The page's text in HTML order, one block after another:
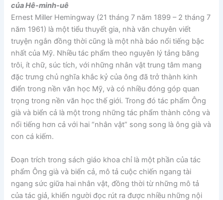
của Hê-minh-uê
Ernest Miller Hemingway (21 tháng 7 năm 1899 – 2 tháng 7
năm 1961) là một tiểu thuyết gia, nhà văn chuyên viết
truyện ngắn đồng thời cũng là một nhà báo nổi tiếng bậc
nhất của Mỹ. Nhiều tác phẩm theo nguyên lý tảng băng
trôi, ít chữ, súc tích, với những nhân vật trung tâm mang
đặc trưng chủ nghĩa khắc kỷ của ông đã trở thành kinh
điển trong nền văn học Mỹ, và có nhiều đóng góp quan
trọng trong nền văn học thế giới. Trong đó tác phẩm Ông
già và biển cả là một trong những tác phẩm thành công và
nổi tiếng hơn cả với hai “nhân vật” song song là ông già và
con cá kiếm.
Đoạn trích trong sách giáo khoa chỉ là một phần của tác
phẩm Ông già và biển cả, mô tả cuộc chiến ngang tài
ngang sức giữa hai nhân vật, đồng thời từ những mô tả
của tác giả, khiến người đọc rút ra được nhiều những nội